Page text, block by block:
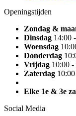
Openingstijden
Zondag &
Dinsdag 14:00
Woensdag
Donderdag
Vrijdag 10:00
Zaterdag
Elke 1e & 3e
Social Media